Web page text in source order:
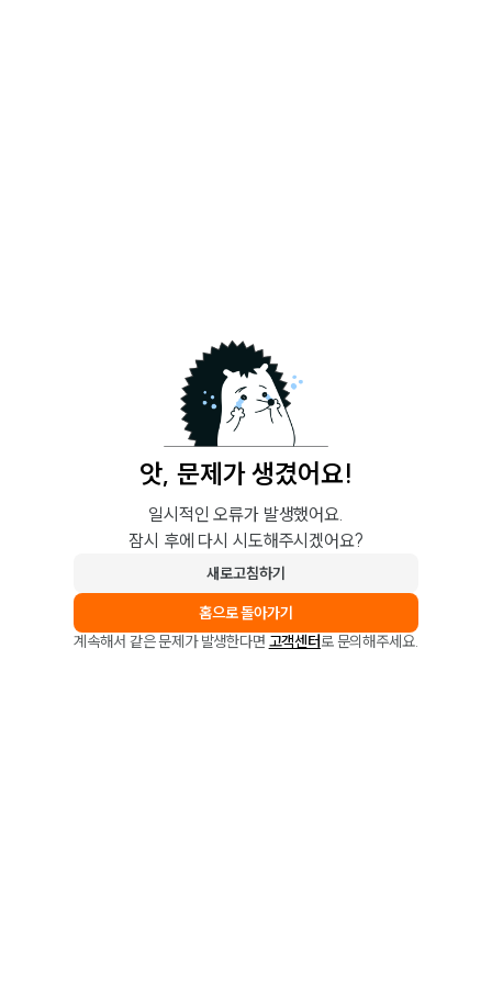
앗, 문제가 생겼어요!
일시적인 오류가 발생했어요.
잠시 후에 다시 시도해주시겠어요?
새로고침하기
홈으로 돌아가기
계속해서 같은 문제가 발생한다면 고객센터로 문의해주세요.